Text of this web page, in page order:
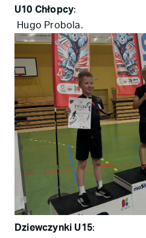
U10 Chłopcy:
Hugo Probola.
Dziewczynki U15: